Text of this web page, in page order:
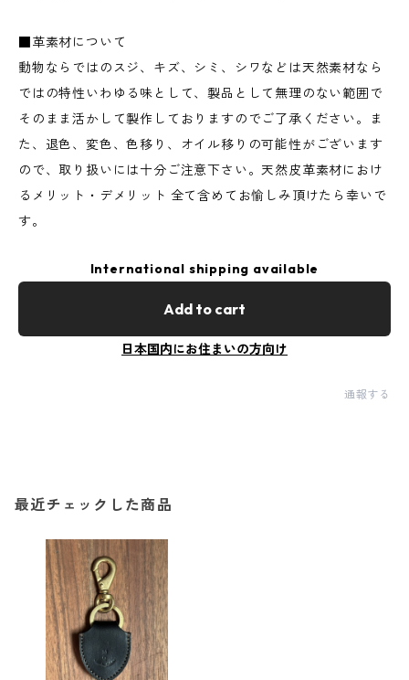
■革素材について
動物ならではのスジ、キズ、シミ、シワなどは天然素材なら
ではの特性いわゆる味として、製品として無理のない範囲で
そのまま活かして製作しておりますのでご了承ください。ま
た、退色、変色、色移り、オイル移りの可能性がございます
ので、取り扱いには十分ご注意下さい。天然皮革素材におけ
るメリット・デメリット 全て含めてお愉しみ頂けたら幸いで
す。
International shipping available
Add to cart
日本国内にお住まいの方向け
通報する
最近チェックした商品